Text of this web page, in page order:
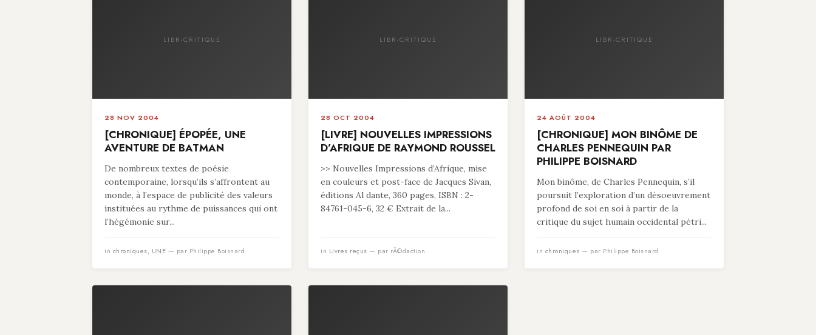
LIBR-CRITIQUE
28 NOV 2004
[CHRONIQUE] ÉPOPÉE, UNE
AVENTURE DE BATMAN
De nombreux textes de poésie
contemporaine, lorsqu’ils s’affrontent au
monde, à l’espace de publicité des valeurs
instituées au rythme de puissances qui ont
l’hégémonie sur...
in chroniques, UNE — par Philippe Boisnard
LIBR-CRITIQUE
28 OCT 2004
[LIVRE] NOUVELLES IMPRESSIONS
D’AFRIQUE DE RAYMOND ROUSSEL
>> Nouvelles Impressions d’Afrique, mise
en couleurs et post-face de Jacques Sivan,
éditions Al dante, 360 pages, ISBN : 2-
84761-045-6, 32 € Extrait de la...
in Livres reçus — par rÃ©daction
LIBR-CRITIQUE
24 AOÛT 2004
[CHRONIQUE] MON BINÔME DE
CHARLES PENNEQUIN PAR
PHILIPPE BOISNARD
Mon binôme, de Charles Pennequin, s’il
poursuit l’exploration d’un désoeuvrement
profond de soi en soi à partir de la
critique du sujet humain occidental pétri...
in chroniques — par Philippe Boisnard